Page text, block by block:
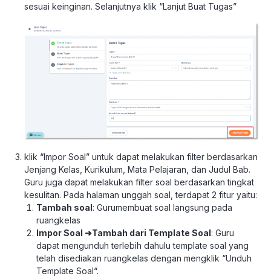
sesuai keinginan. Selanjutnya klik “Lanjut Buat Tugas”
klik “Impor Soal” untuk dapat melakukan filter berdasarkan
Jenjang Kelas, Kurikulum, Mata Pelajaran, dan Judul Bab.
Guru juga dapat melakukan filter soal berdasarkan tingkat
kesulitan. Pada halaman unggah soal, terdapat 2 fitur yaitu:
Tambah soal: Gurumembuat soal langsung pada
ruangkelas
Impor Soal ➜Tambah dari Template Soal: Guru
dapat mengunduh terlebih dahulutemplate soal yang
telah disediakan ruangkelas dengan mengklik “Unduh
Template Soal“.